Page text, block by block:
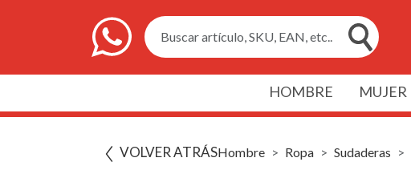
Buscar artículo, SKU, EAN, etc..
HOMBRE MUJER
VOLVER ATRÁSHombre Ropa Sudaderas